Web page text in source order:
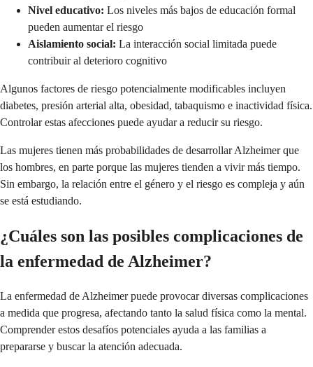
Nivel educativo: Los niveles más bajos de educación formal
pueden aumentar el riesgo
Aislamiento social: La interacción social limitada puede
contribuir al deterioro cognitivo
Algunos factores de riesgo potencialmente modificables incluyen
diabetes, presión arterial alta, obesidad, tabaquismo e inactividad física.
Controlar estas afecciones puede ayudar a reducir su riesgo.
Las mujeres tienen más probabilidades de desarrollar Alzheimer que
los hombres, en parte porque las mujeres tienden a vivir más tiempo.
Sin embargo, la relación entre el género y el riesgo es compleja y aún
se está estudiando.
¿Cuáles son las posibles complicaciones de
la enfermedad de Alzheimer?
La enfermedad de Alzheimer puede provocar diversas complicaciones
a medida que progresa, afectando tanto la salud física como la mental.
Comprender estos desafíos potenciales ayuda a las familias a
prepararse y buscar la atención adecuada.